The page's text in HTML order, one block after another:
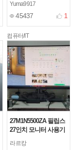
게이밍 무결점 27인치
모니터 [1]
Yuma9917
45437 1
컴퓨터/IT
27M1N5500ZA 필립스
27인치 모니터 사용기
라르캉